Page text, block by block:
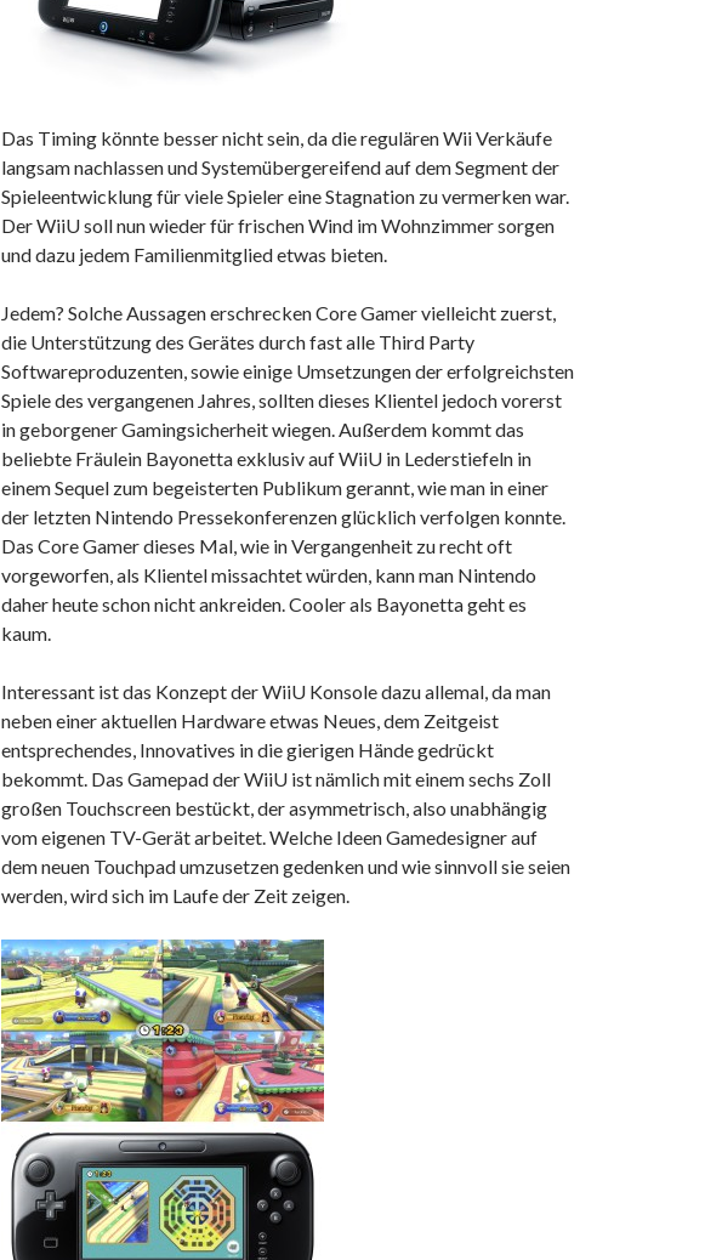
Das Timing könnte besser nicht sein, da die regulären Wii Verkäufe
langsam nachlassen und Systemübergereifend auf dem Segment der
Spieleentwicklung für viele Spieler eine Stagnation zu vermerken war.
Der WiiU soll nun wieder für frischen Wind im Wohnzimmer sorgen
und dazu jedem Familienmitglied etwas bieten.
Jedem? Solche Aussagen erschrecken Core Gamer vielleicht zuerst,
die Unterstützung des Gerätes durch fast alle Third Party
Softwareproduzenten, sowie einige Umsetzungen der erfolgreichsten
Spiele des vergangenen Jahres, sollten dieses Klientel jedoch vorerst
in geborgener Gamingsicherheit wiegen. Außerdem kommt das
beliebte Fräulein Bayonetta exklusiv auf WiiU in Lederstiefeln in
einem Sequel zum begeisterten Publikum gerannt, wie man in einer
der letzten Nintendo Pressekonferenzen glücklich verfolgen konnte.
Das Core Gamer dieses Mal, wie in Vergangenheit zu recht oft
vorgeworfen, als Klientel missachtet würden, kann man Nintendo
daher heute schon nicht ankreiden. Cooler als Bayonetta geht es
kaum.
Interessant ist das Konzept der WiiU Konsole dazu allemal, da man
neben einer aktuellen Hardware etwas Neues, dem Zeitgeist
entsprechendes, Innovatives in die gierigen Hände gedrückt
bekommt. Das Gamepad der WiiU ist nämlich mit einem sechs Zoll
großen Touchscreen bestückt, der asymmetrisch, also unabhängig
vom eigenen TV-Gerät arbeitet. Welche Ideen Gamedesigner auf
dem neuen Touchpad umzusetzen gedenken und wie sinnvoll sie seien
werden, wird sich im Laufe der Zeit zeigen.